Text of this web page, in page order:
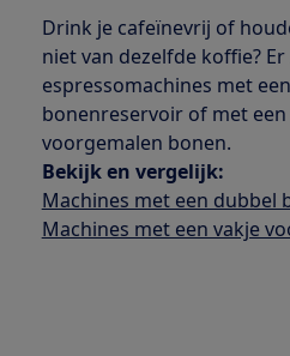
Drink je cafeïnevrij of
niet van dezelfde koffie? Er
espressomachines met
bonenreservoir of met
voorgemalen bonen.
Bekijk en vergelijk:
Machines met een dubbel
Machines met een vakje